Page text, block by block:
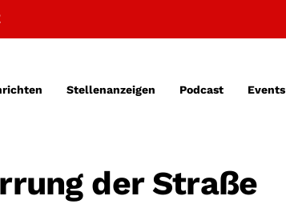
Stellenanzeigen Podcast Events
der Straße